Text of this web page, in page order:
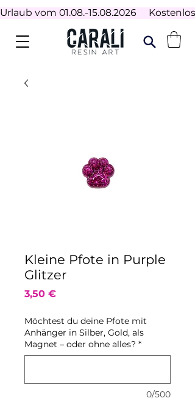
Urlaub vom 01.08.-15.08.2026
Kleine Pfote in Purple
Glitzer
3,50 €Preis
Möchtest du deine Pfote mit
Anhänger in Silber, Gold, als
Magnet – oder ohne alles? *
0/500